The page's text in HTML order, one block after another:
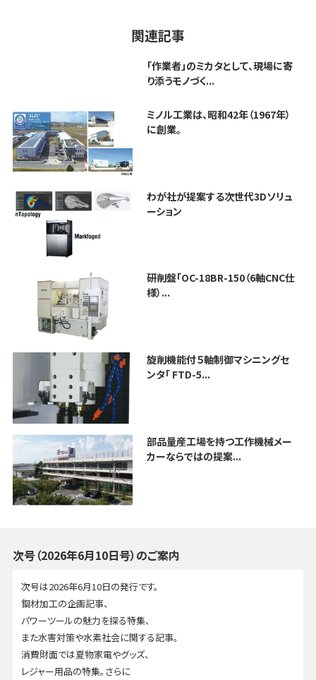
関連記事
「作業者」のミカタとして、現場に寄
り添うモノづく...
ミノル工業は、昭和42年（1967年）
に創業。
わが社が提案する次世代3Dソリュ
ーション
研削盤「OC-18BR-150（6軸CNC仕
様）...
旋削機能付５軸制御マシニングセ
ンタ「 FTD-5...
部品量産工場を持つ工作機械メー
カーならではの提案...
次号（2026年6月10日号）のご案内
次号は2026年6月10日の発行です。
鋼材加工の企画記事、
パワーツールの魅力を探る特集、
また水害対策や水素社会に関する記事。
消費財面では夏物家電やグッズ、
レジャー用品の特集。さらに